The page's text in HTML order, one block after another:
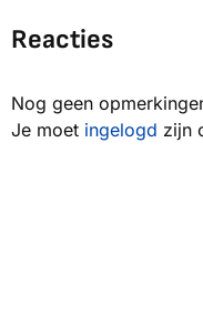
Reacties
Nog geen
Je moet ingelogd zijn